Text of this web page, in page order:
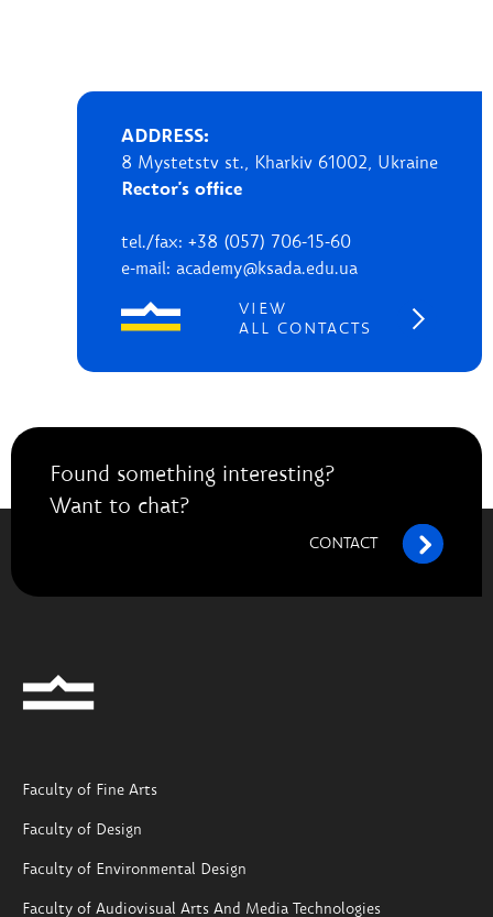
ADDRESS:
8 Mystetstv st., Kharkiv 61002, Ukraine
Rector's office
tel./fax: +38 (057) 706-15-60
e-mail: academy@ksada.edu.ua
VIEW
ALL CONTACTS
Found something interesting?
Want to chat?
CONTACT
Faculty of Fine Arts
Faculty of Design
Faculty of Environmental Design
Faculty of Audiovisual Arts And Media Technologies